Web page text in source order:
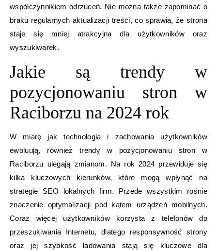
współczynnikiem odrzuceń. Nie można także zapominać o
braku regularnych aktualizacji treści, co sprawia, że strona
staje się mniej atrakcyjna dla użytkowników oraz
wyszukiwarek.
Jakie są trendy w
pozycjonowaniu stron w
Raciborzu na 2024 rok
W miarę jak technologia i zachowania użytkowników
ewoluują, również trendy w pozycjonowaniu stron w
Raciborzu ulegają zmianom. Na rok 2024 przewiduje się
kilka kluczowych kierunków, które mogą wpłynąć na
strategie SEO lokalnych firm. Przede wszystkim rośnie
znaczenie optymalizacji pod kątem urządzeń mobilnych.
Coraz więcej użytkowników korzysta z telefonów do
przeszukiwania Internetu, dlatego responsywność strony
oraz jej szybkość ładowania stają się kluczowe dla